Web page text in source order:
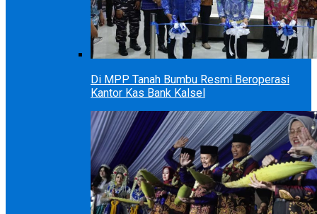
Di MPP Tanah Bumbu Resmi Beroperasi
Kantor Kas Bank Kalsel